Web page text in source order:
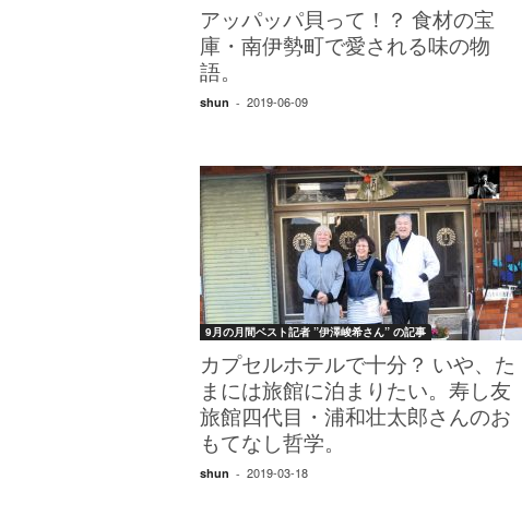
アッパッパ貝って！？ 食材の宝
庫・南伊勢町で愛される味の物
語。
shun - 2019-06-09
9月の月間ベスト記者 ”伊澤峻希さん” の記事
カプセルホテルで十分？ いや、た
まには旅館に泊まりたい。寿し友
旅館四代目・浦和壮太郎さんのお
もてなし哲学。
shun - 2019-03-18